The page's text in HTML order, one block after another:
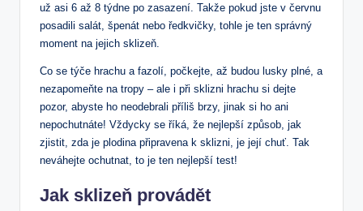
už asi 6 až 8 týdne po zasazení. Takže pokud jste v červnu
posadili salát, špenát nebo ředkvičky, tohle je ten správný
moment na jejich sklizeň.
Co se týče hrachu a fazolí, počkejte, až budou lusky plné, a
nezapomeňte na tropy – ale i při sklizni hrachu si dejte
pozor, abyste ho neodebrali příliš brzy, jinak si ho ani
nepochutnáte! Vždycky se říká, že nejlepší způsob, jak
zjistit, zda je plodina připravena k sklizni, je její chuť. Tak
neváhejte ochutnat, to je ten nejlepší test!
Jak sklizeň provádět